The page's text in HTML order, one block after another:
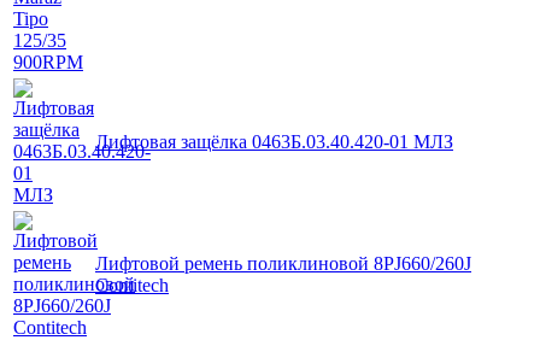
Лифтовая защёлка 0463Б.03.40.420-01 МЛЗ
Лифтовой ремень поликлиновой 8PJ660/260J
Contitech